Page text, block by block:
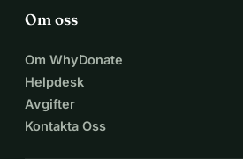
Om oss
Om WhyDonate
Helpdesk
Avgifter
Kontakta Oss